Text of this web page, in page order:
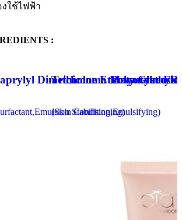
งใช้ไฟฟ้า
:
Dimethicone Ethoxy
Stabilising,Emulsifying)
Tricholoma Matsutake
(Skin Conditioning)